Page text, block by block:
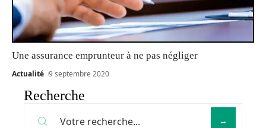
Une assurance emprunteur à ne pas négliger
Actualité 9 septembre 2020
Recherche